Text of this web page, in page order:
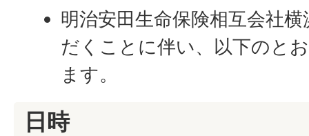
明治安田生命保険相互会社
だくことに伴い、以下のと
ます。
日時